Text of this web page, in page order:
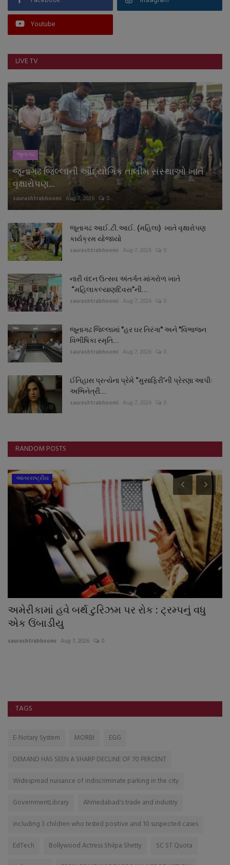
Youtube
LIVE TV
જુનાગઢ
જૂનાગઢ જિલ્લાની ઔદ્યોગિક તાલીમ સંસ્થાઓ ખાતે
વૃક્ષારોપણ...
saurashtrabhoomi Aug 7, 2026 0
જૂનાગઢ આઈ.ટી.આઈ. (મહિલા) ખાતે વૃક્ષારોપણ
કાર્યક્રમ યોજાયો
saurashtrabhoomi Aug 7, 2026 0
નારી વંદન ઉત્સવ અંતર્ગત માંગરોળ ખાતે
“મહિલાકલ્યાણદિવસ”ની...
saurashtrabhoomi Aug 7, 2026 0
જૂનાગઢ જિલ્લામાં "હર ઘર તિરંગા" અને "વિભાજન
વિભીષિકા સ્મૃતિ...
saurashtrabhoomi Aug 7, 2026 0
ઈતિહાસ પ્રત્યેના પ્રેમે “મુસાફિરી’ની પ્રેરણા આપીઃ
અભિનેત્રી...
saurashtrabhoomi Aug 7, 2026 0
RANDOM POSTS
આંતરરાષ્ટ્રીય
અમેરીકામાં હવે બર્થ ટુરિઝમ પર રોક : ટ્રમ્પનું વધુ
એક ઉંબાડીયુ
saurashtrabhoomi Aug 7, 2026 0
TAGS
E-Notary System MORBI
EGG
DEMAND HAS SEEN A SHARP DECLINE OF 70 PERCENT
Widespread nuisance of indiscriminate parking in the city
GovernmentLibrary
Ahmedabad's trade and industry
including 3 children who tested positive and 10 suspected cases
EdTech
Bollywood Actress Shilpa Shetty
SC ST Quota